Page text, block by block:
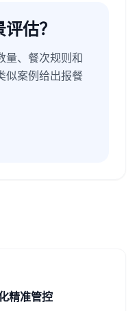
估？
量、餐次规则和
似案例给出报餐
精准管控